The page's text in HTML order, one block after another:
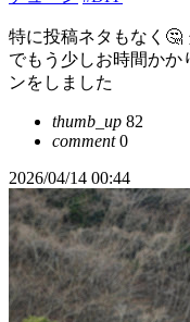
特に投稿ネタもなく🤔
でもう少しお時間かか
ンをしました
thumb_up 82
comment0
2026/04/14 00:44